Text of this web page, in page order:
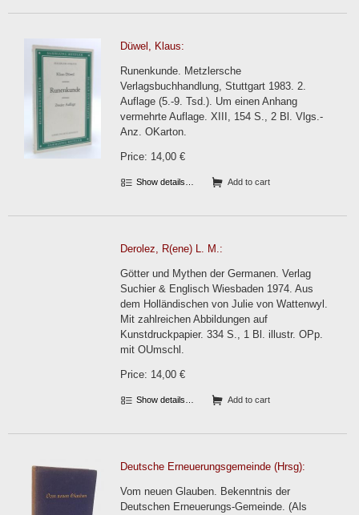
Düwel, Klaus:
Runenkunde. Metzlersche
Verlagsbuchhandlung, Stuttgart 1983. 2.
Auflage (5.-9. Tsd.). Um einen Anhang
vermehrte Auflage. XIII, 154 S., 2 Bl. Vlgs.-
Anz. OKarton.
Price: 14,00 €
Show details… Add to cart
Derolez, R(ene) L. M.:
Götter und Mythen der Germanen. Verlag
Suchier & Englisch Wiesbaden 1974. Aus
dem Holländischen von Julie von Wattenwyl.
Mit zahlreichen Abbildungen auf
Kunstdruckpapier. 334 S., 1 Bl. illustr. OPp.
mit OUmschl.
Price: 14,00 €
Show details… Add to cart
Deutsche Erneuerungsgemeinde (Hrsg):
Vom neuen Glauben. Bekenntnis der
Deutschen Erneuerungs-Gemeinde. (Als